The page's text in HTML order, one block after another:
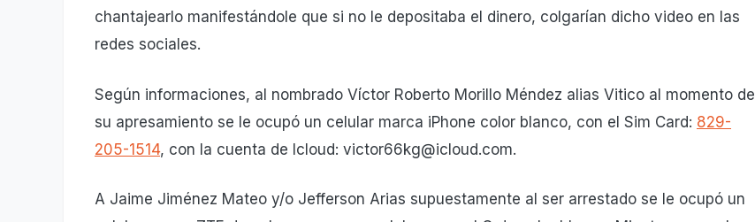
chantajearlo manifestándole que si no le depositaba el dinero, colgarían dicho video en las
redes sociales.
Según informaciones, al nombrado Víctor Roberto Morillo Méndez alias Vitico al momento de
su apresamiento se le ocupó un celular marca iPhone color blanco, con el Sim Card: 829-
205-1514, con la cuenta de Icloud: victor66kg@icloud.com.
A Jaime Jiménez Mateo y/o Jefferson Arias supuestamente al ser arrestado se le ocupó un